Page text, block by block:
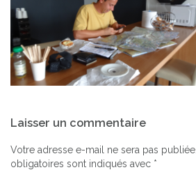
de
l’article
Laisser un commentaire
Votre adresse e-mail ne sera pas publiée.
obligatoires sont indiqués avec *